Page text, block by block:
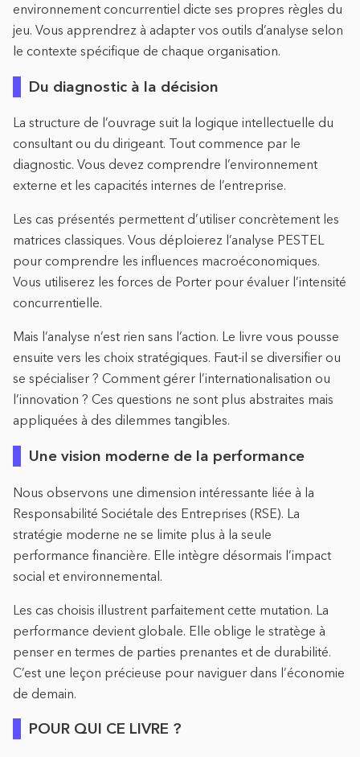
environnement concurrentiel dicte ses propres règles du
jeu. Vous apprendrez à adapter vos outils d’analyse selon
le contexte spécifique de chaque organisation.
Du diagnostic à la décision
La structure de l’ouvrage suit la logique intellectuelle du
consultant ou du dirigeant. Tout commence par le
diagnostic. Vous devez comprendre l’environnement
externe et les capacités internes de l’entreprise.
Les cas présentés permettent d’utiliser concrètement les
matrices classiques. Vous déploierez l’analyse PESTEL
pour comprendre les influences macroéconomiques.
Vous utiliserez les forces de Porter pour évaluer l’intensité
concurrentielle.
Mais l’analyse n’est rien sans l’action. Le livre vous pousse
ensuite vers les choix stratégiques. Faut-il se diversifier ou
se spécialiser ? Comment gérer l’internationalisation ou
l’innovation ? Ces questions ne sont plus abstraites mais
appliquées à des dilemmes tangibles.
Une vision moderne de la performance
Nous observons une dimension intéressante liée à la
Responsabilité Sociétale des Entreprises (RSE). La
stratégie moderne ne se limite plus à la seule
performance financière. Elle intègre désormais l’impact
social et environnemental.
Les cas choisis illustrent parfaitement cette mutation. La
performance devient globale. Elle oblige le stratège à
penser en termes de parties prenantes et de durabilité.
C’est une leçon précieuse pour naviguer dans l’économie
de demain.
POUR QUI CE LIVRE ?